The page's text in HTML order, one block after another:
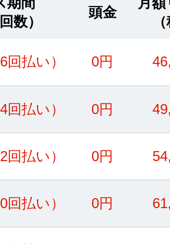
数）
頭金
払い） 0円
払い） 0円
払い） 0円
払い） 0円